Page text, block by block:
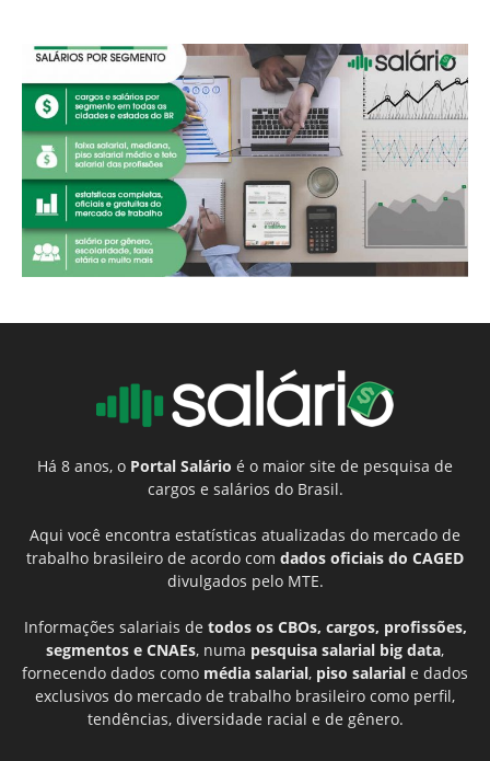
Há 8 anos, o Portal Salário é o maior site de pesquisa de
cargos e salários do Brasil.
Aqui você encontra estatísticas atualizadas do mercado de
trabalho brasileiro de acordo com dados oficiais do CAGED
divulgados pelo MTE.
Informações salariais de todos os CBOs, cargos, profissões,
segmentos e CNAEs, numa pesquisa salarial big data,
fornecendo dados como média salarial, piso salarial e dados
exclusivos do mercado de trabalho brasileiro como perfil,
tendências, diversidade racial e de gênero.